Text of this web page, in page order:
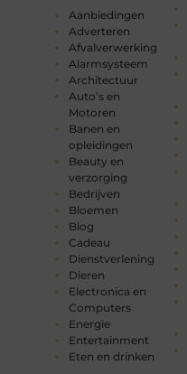
Aanbiedingen
Adverteren
Afvalverwerking
Alarmsysteem
Architectuur
Auto’s en
Motoren
Banen en
opleidingen
Beauty en
verzorging
Bedrijven
Bloemen
Blog
Cadeau
Dienstverlening
Dieren
Electronica en
Computers
Energie
Entertainment
Eten en drinken